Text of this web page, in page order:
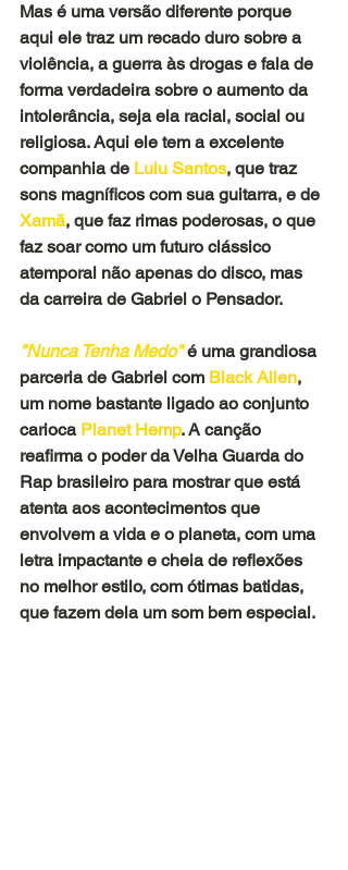
Mas é uma versão diferente porque
aqui ele traz um recado duro sobre a
violência, a guerra às drogas e fala de
forma verdadeira sobre o aumento da
intolerância, seja ela racial, social ou
religiosa. Aqui ele tem a excelente
companhia de Lulu Santos, que traz
sons magníficos com sua guitarra, e de
Xamã, que faz rimas poderosas, o que
faz soar como um futuro clássico
atemporal não apenas do disco, mas
da carreira de Gabriel o Pensador.
"Nunca Tenha Medo" é uma grandiosa
parceria de Gabriel com Black Alien,
um nome bastante ligado ao conjunto
carioca Planet Hemp. A canção
reafirma o poder da Velha Guarda do
Rap brasileiro para mostrar que está
atenta aos acontecimentos que
envolvem a vida e o planeta, com uma
letra impactante e cheia de reflexões
no melhor estilo, com ótimas batidas,
que fazem dela um som bem especial.